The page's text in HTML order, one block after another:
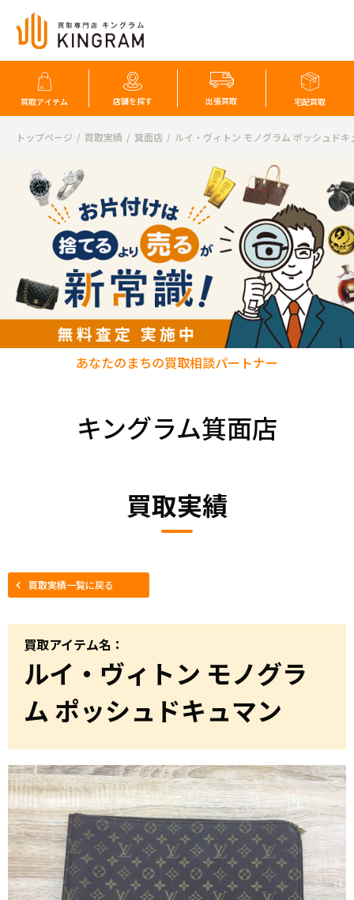
買取アイテム 店舗を探す 出張買取 宅配買取
トップページ 買取実績 箕面店 ルイ・ヴィトン モノグラム ポッシュドキ
キングラム箕面店
あなたのまちの買取相談パートナー
買取実績
買取実績一覧に戻る
買取アイテム名：
ルイ・ヴィトン モノグラ
ム ポッシュドキュマン